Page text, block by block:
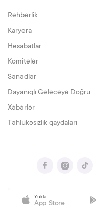
Rəhbərlik
Karyera
Hesabatlar
Komitələr
Sənədlər
Dayanıqlı Gələcəyə Doğru
Xəbərlər
Təhlükəsizlik qaydaları
Yüklə
App Store